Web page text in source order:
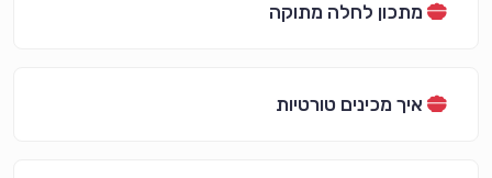
מתכון לחלה מתוקה
איך מכינים טורטיות